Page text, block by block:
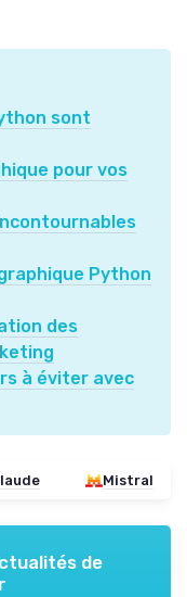
sont
pour vos
Python
des
à éviter avec
Mistral
de